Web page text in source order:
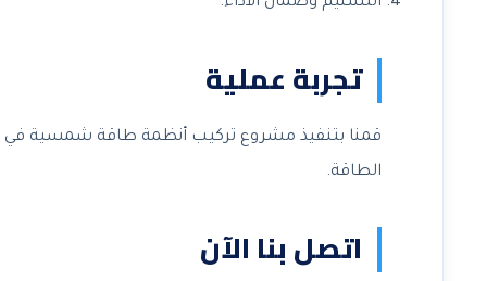
تجربة عملية
قمنا بتنفيذ مشروع تركيب أنظمة طاقة شمسية في
الطاقة.
اتصل بنا الآن